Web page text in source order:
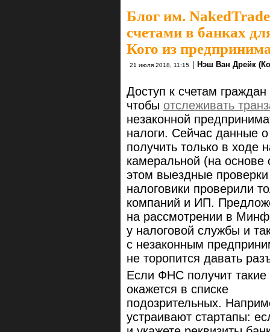
Блог им.
счетами в банках
Кого из
21 июля 2018, 11:15 Нэш Ван Дрейк
Доступ к счетам
чтобы отслеживать
незаконной
налоги. Сейчас данные
получить только в ходе
камеральной (на основе
этом выездные
налоговики проверили
компаний и ИП.
на рассмотрении в
у налоговой службы и
с незаконным
не торопится давать
Если ФНС получит
окажется в списке
подозрительных.
устраивают стартапы: